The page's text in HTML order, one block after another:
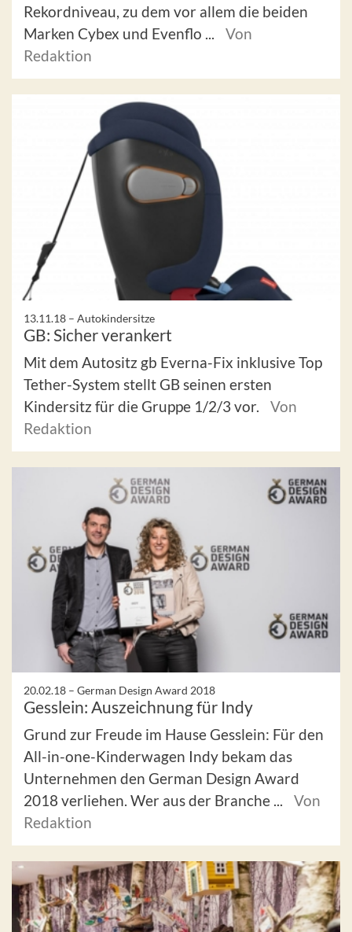
Rekordniveau, zu dem vor allem die beiden
Marken Cybex und Evenflo ...
Von
Redaktion
13.11.18 – Autokindersitze
GB: Sicher verankert
Mit dem Autositz gb Everna-Fix inklusive Top
Tether-System stellt GB seinen ersten
Kindersitz für die Gruppe 1/2/3 vor.
Von
Redaktion
20.02.18 – German Design Award 2018
Gesslein: Auszeichnung für Indy
Grund zur Freude im Hause Gesslein: Für den
All-in-one-Kinderwagen Indy bekam das
Unternehmen den German Design Award
2018 verliehen. Wer aus der Branche ...
Von
Redaktion